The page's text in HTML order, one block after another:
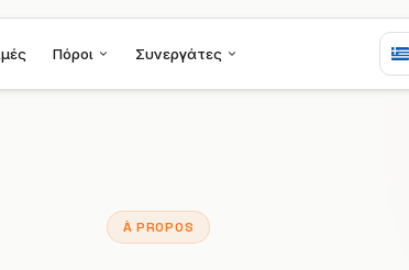
Πόροι Συνεργάτες
À PROPOS